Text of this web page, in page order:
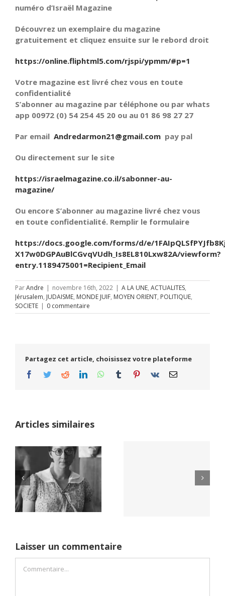
numéro d’Israël Magazine
Découvrez un exemplaire du magazine
gratuitement et cliquez ensuite sur le rebord droit
https://online.fliphtml5.com/rjspi/ypmm/#p=1
Votre magazine est livré chez vous en toute
confidentialité
S’abonner au magazine par téléphone ou par whats
app 00972 (0) 54 254 45 20 ou au 01 86 98 27 27
Par email Andredarmon21@gmail.com pay pal
Ou directement sur le site
https://israelmagazine.co.il/sabonner-au-
magazine/
Ou encore S’abonner au magazine livré chez vous
en toute confidentialité. Remplir le formulaire
https://docs.google.com/forms/d/e/
X17w0DGPAuBlCGvqVUdh_Is8EL810Lxw82A/viewform?
entry.1189475001=Recipient_Email
ParAndre | novembre 16th, 2022 | A LA UNE, ACTUALITES,
Jérusalem, JUDAISME, MONDE JUIF, MOYEN ORIENT, POLITIQUE,
SOCIETE | 0 commentaire
Partagez cet article, choisissez votre plateforme
Facebook
TwitterRedditLinkedInWhatsApp
Tumblr Pinterest
Vk Email
Articles similaires
Netflix Field of
Dreams (1989)
Yaïr Golan : une
Laisser un commentaire